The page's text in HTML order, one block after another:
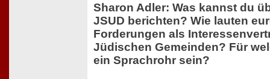
Sharon Adler: Was kannst du
JSUD berichten? Wie lauten
Forderungen als
Jüdischen Gemeinden? Für
ein Sprachrohr sein?